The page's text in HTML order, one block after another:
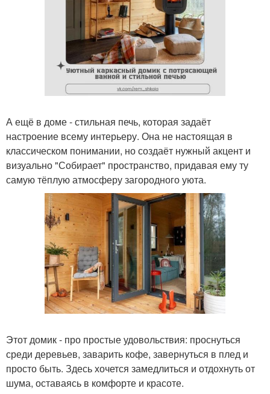
А ещё в доме - стильная печь, которая задаёт
настроение всему интерьеру. Она не настоящая в
классическом понимании, но создаёт нужный акцент и
визуально "Собирает" пространство, придавая ему ту
самую тёплую атмосферу загородного уюта.
Этот домик - про простые удовольствия: проснуться
среди деревьев, заварить кофе, завернуться в плед и
просто быть. Здесь хочется замедлиться и отдохнуть от
шума, оставаясь в комфорте и красоте.